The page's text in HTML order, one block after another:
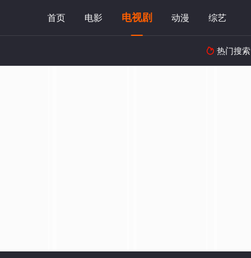
首页 电影 电视剧 动漫 综艺
 热门搜索